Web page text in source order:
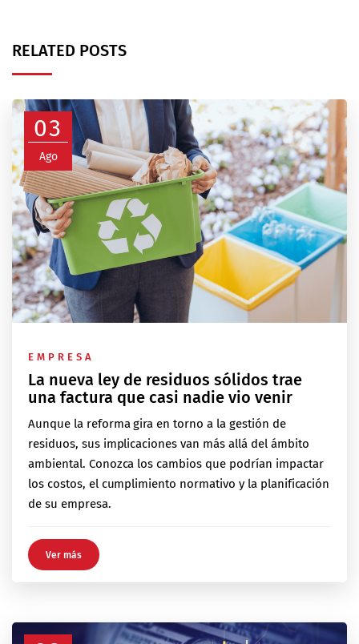
RELATED POSTS
03
Ago
EMPRESA
La nueva ley de residuos sólidos trae
una factura que casi nadie vio venir
Aunque la reforma gira en torno a la gestión de
residuos, sus implicaciones van más allá del ámbito
ambiental. Conozca los cambios que podrían impactar
los costos, el cumplimiento normativo y la planificación
de su empresa.
Ver más